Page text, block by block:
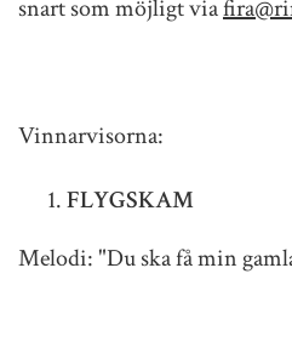
snart som möjligt via
Vinnarvisorna:
FLYGSKAM
Melodi: "Du ska få min